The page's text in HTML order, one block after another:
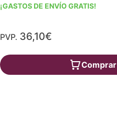
¡GASTOS DE ENVÍO GRATIS!
PVP. 36,10€
Comprar